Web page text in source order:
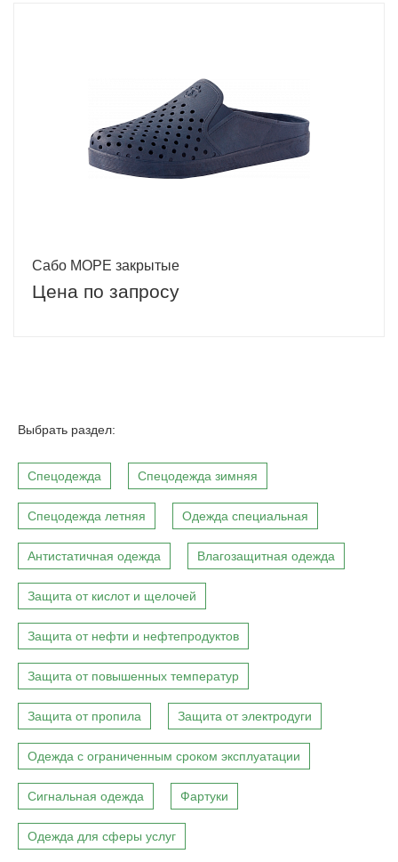
Сабо МОРЕ закрытые
Цена по запросу
Выбрать раздел:
Спецодежда Спецодежда зимняя
Спецодежда летняя Одежда специальная
Антистатичная одежда Влагозащитная одежда
Защита от кислот и щелочей
Защита от нефти и нефтепродуктов
Защита от повышенных температур
Защита от пропила Защита от электродуги
Одежда с ограниченным сроком эксплуатации
Сигнальная одежда Фартуки
Одежда для сферы услуг